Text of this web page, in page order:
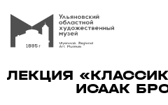
ЛЕКЦИЯ
ИСААК